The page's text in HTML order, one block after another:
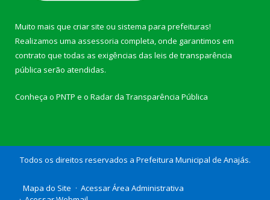
Muito mais que criar site ou sistema para prefeituras!
Realizamos uma assessoria completa, onde garantimos em
contrato que todas as exigências das leis de transparência
pública serão atendidas.
Conheça o PNTP e o Radar da Transparência Pública
Todos os direitos reservados a Prefeitura Municipal de Anajás.
Mapa do Site
Acessar Área Administrativa